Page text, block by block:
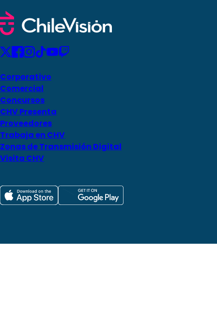
Corporativo
Comercial
Concursos
CHV Presenta
Proveedores
Trabaja en CHV
Zonas de Transmisión Digital
Visita CHV